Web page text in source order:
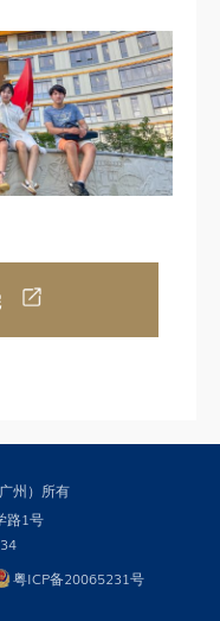
州）所有
路1号
粤ICP备20065231号